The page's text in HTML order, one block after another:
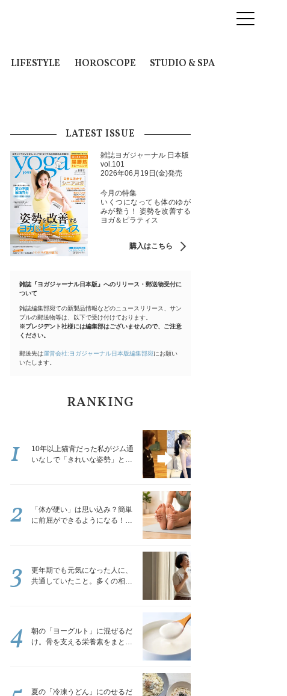
LIFESTYLE HOROSCOPE STUDIO & SPA
LATEST ISSUE
雑誌ヨガジャーナル 日本版
vol.101
2026年06月19日(金)発売
今月の特集
いくつになっても体のゆが
みが整う！ 姿勢を改善する
ヨガ＆ピラティス
購入はこちら
雑誌『ヨガジャーナル日本版』へのリリース・郵送物受付に
ついて
雑誌編集部宛ての新製品情報などのニュースリリース、サン
プルの郵送物等は、以下で受け付けております。
※プレジデント社様には編集部はございませんので、ご注意
ください。
郵送先は運営会社:ヨガジャーナル日本版編集部宛にお願い
いたします。
RANKING
10年以上猫背だった私がジム通
いなしで「きれいな姿勢」と褒
1
「体が硬い」は思い込み？簡単
に前屈ができるようになる！腿
2
更年期でも元気になった人に、
共通していたこと。多くの相談
3
朝の「ヨーグルト」に混ぜるだ
け。骨を支える栄養素をまとめ
4
夏の「冷凍うどん」にのせるだ